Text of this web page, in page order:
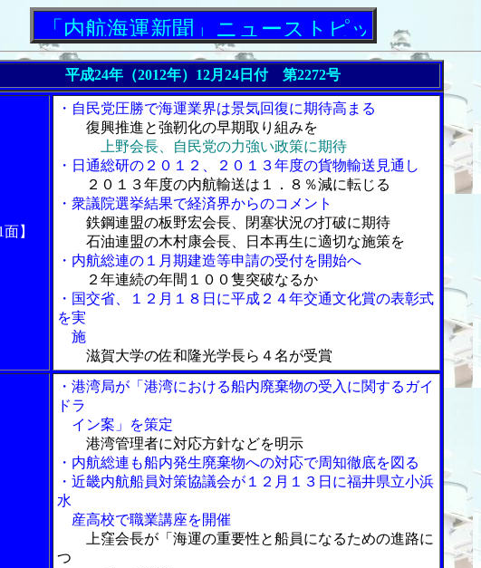
航海運新聞」ニューストピックス
平成24年（2012年）12月24日付 第2272号
】
・自民党圧勝で海運業界は景気回復に期待高まる
復興推進と強靭化の早期取り組みを
上野会長、自民党の力強い政策に期待
・日通総研の２０１２、２０１３年度の貨物輸送見通し
２０１３年度の内航輸送は１．８％減に転じる
・衆議院選挙結果で経済界からのコメント
鉄鋼連盟の板野宏会長、閉塞状況の打破に期待
石油連盟の木村康会長、日本再生に適切な施策を
・内航総連の１月期建造等申請の受付を開始へ
２年連続の年間１００隻突破なるか
・国交省、１２月１８日に平成２４年交通文化賞の表彰式
を実
施
滋賀大学の佐和隆光学長ら４名が受賞
・港湾局が「港湾における船内廃棄物の受入に関するガイ
ドラ
イン案」を策定
港湾管理者に対応方針などを明示
・内航総連も船内発生廃棄物への対応で周知徹底を図る
・近畿内航船員対策協議会が１２月１３日に福井県立小浜
水
産高校で職業講座を開催
上窪会長が「海運の重要性と船員になるための進路に
つ